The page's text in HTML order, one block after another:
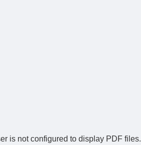
is not configured to display PDF files.